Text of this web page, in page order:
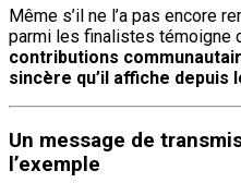
Même s’il ne l’a pas encore
parmi les finalistes témoigne
contributions
sincère qu’il affiche depuis
Un message de
l’exemple